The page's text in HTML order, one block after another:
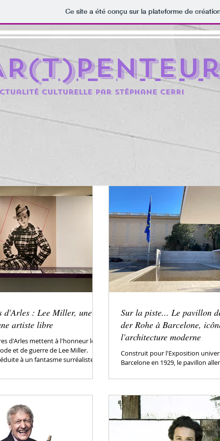
Ce site a été conçu sur la plateforme de
culturelle par Stéphane CERRi
d'Arles : Lee Miller, une
artiste libre
d'Arles mettent à l'honneur les
et de guerre de Lee Miller.
à un fantasme surréaliste...
Sur la piste... Le pavillon
der Rohe à Barcelone,
l'architecture moderne
Construit pour l'Exposition
Barcelone en 1929, le pavillon